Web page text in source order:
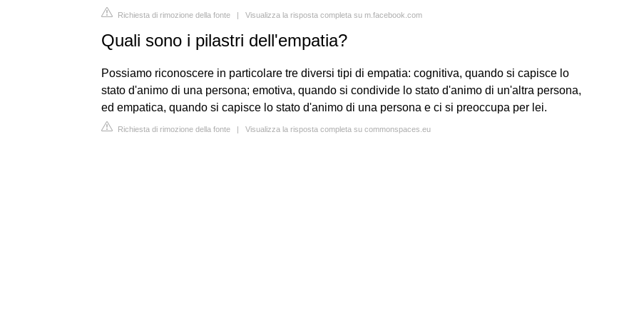
Richiesta di rimozione della fonte | Visualizza la risposta completa su m.facebook.com
Quali sono i pilastri dell'empatia?
Possiamo riconoscere in particolare tre diversi tipi di empatia: cognitiva, quando si capisce lo
stato d'animo di una persona; emotiva, quando si condivide lo stato d'animo di un'altra persona,
ed empatica, quando si capisce lo stato d'animo di una persona e ci si preoccupa per lei.
Richiesta di rimozione della fonte | Visualizza la risposta completa su commonspaces.eu